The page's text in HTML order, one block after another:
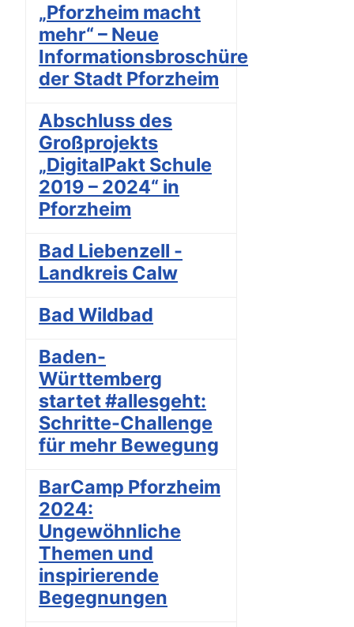
„Pforzheim macht
mehr“ – Neue
Informationsbroschüre
der Stadt Pforzheim
Abschluss des
Großprojekts
„DigitalPakt Schule
2019 – 2024“ in
Pforzheim
Bad Liebenzell -
Landkreis Calw
Bad Wildbad
Baden-
Württemberg
startet #allesgeht:
Schritte-Challenge
für mehr Bewegung
BarCamp Pforzheim
2024:
Ungewöhnliche
Themen und
inspirierende
Begegnungen